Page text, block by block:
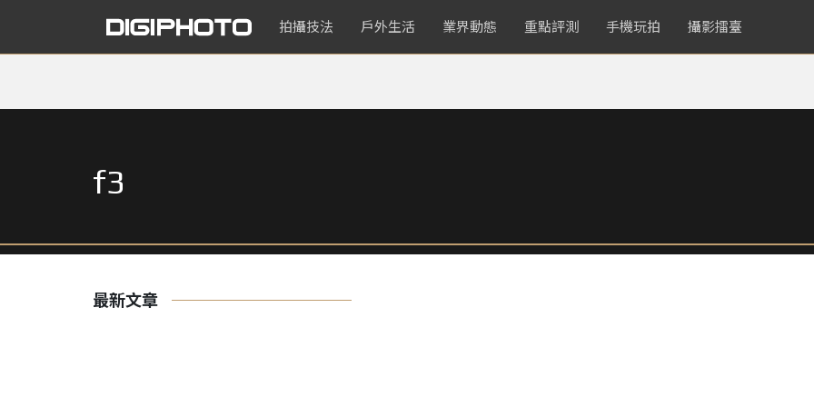
拍攝技法 戶外生活 業界動態 重點評測 手機玩拍 攝影擂臺
f3
最新文章